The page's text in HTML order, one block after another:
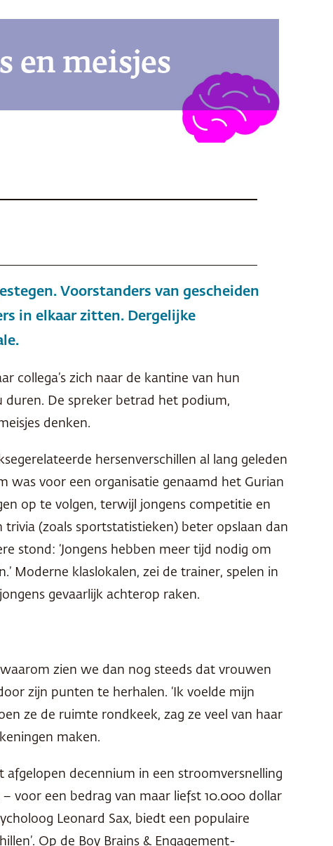
en meisjes
Voorstanders van gescheiden
in elkaar zitten. Dergelijke
collega’s zich naar de kantine van hun
duren. De spreker betrad het podium,
denken.
hersenverschillen al lang geleden
was voor een organisatie genaamd het Gurian
op te volgen, terwijl jongens competitie en
(zoals sportstatistieken) beter opslaan dan
stond: ‘Jongens hebben meer tijd nodig om
Moderne klaslokalen, zei de trainer, spelen in
gevaarlijk achterop raken.
zien we dan nog steeds dat vrouwen
zijn punten te herhalen. ‘Ik voelde mijn
ze de ruimte rondkeek, zag ze veel van haar
maken.
decennium in een stroomversnelling
voor een bedrag van maar liefst 10.000 dollar
Leonard Sax, biedt een populaire
Op de Boy Brains & Engagement-